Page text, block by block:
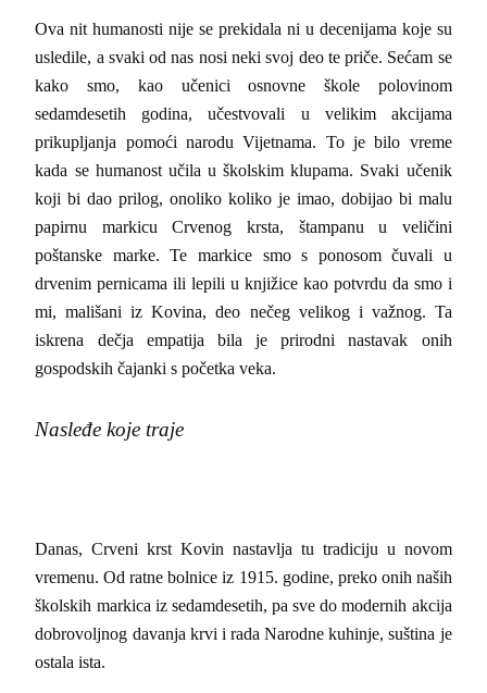
Ova nit humanosti nije se prekidala ni u decenijama koje su
usledile, a svaki od nas nosi neki svoj deo te priče. Sećam se
kako smo, kao učenici osnovne škole polovinom
sedamdesetih godina, učestvovali u velikim akcijama
prikupljanja pomoći narodu Vijetnama. To je bilo vreme
kada se humanost učila u školskim klupama. Svaki učenik
koji bi dao prilog, onoliko koliko je imao, dobijao bi malu
papirnu markicu Crvenog krsta, štampanu u veličini
poštanske marke. Te markice smo s ponosom čuvali u
drvenim pernicama ili lepili u knjižice kao potvrdu da smo i
mi, mališani iz Kovina, deo nečeg velikog i važnog. Ta
iskrena dečja empatija bila je prirodni nastavak onih
gospodskih čajanki s početka veka.
Nasleđe koje traje
Danas, Crveni krst Kovin nastavlja tu tradiciju u novom
vremenu. Od ratne bolnice iz 1915. godine, preko onih naših
školskih markica iz sedamdesetih, pa sve do modernih akcija
dobrovoljnog davanja krvi i rada Narodne kuhinje, suština je
ostala ista.